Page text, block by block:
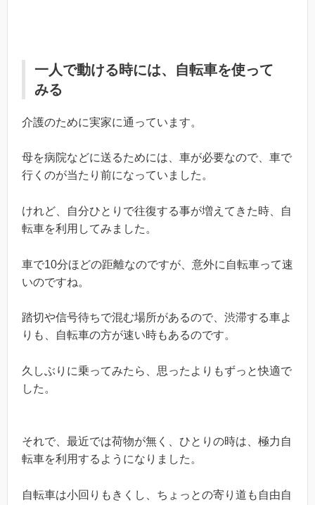
一人で動ける時には、自転車を使って
みる
介護のために実家に通っています。
母を病院などに送るためには、車が必要なので、車で
行くのが当たり前になっていました。
けれど、自分ひとりで往復する事が増えてきた時、自
転車を利用してみました。
車で10分ほどの距離なのですが、意外に自転車って速
いのですね。
踏切や信号待ちで混む場所があるので、渋滞する車よ
りも、自転車の方が速い時もあるのです。
久しぶりに乗ってみたら、思ったよりもずっと快適で
した。
それで、最近では荷物が無く、ひとりの時は、極力自
転車を利用するようになりました。
自転車は小回りもきくし、ちょっとの寄り道も自由自